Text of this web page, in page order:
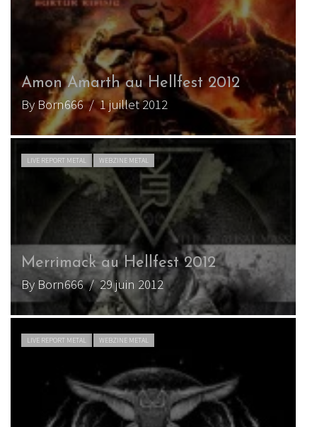
Amon Amarth au Hellfest 2012
By Born666/ 1 juillet 2012
LIVE REPORT METAL WEBZINE METAL
Merrimack au Hellfest 2012
By Born666/ 29 juin 2012
LIVE REPORT METAL WEBZINE METAL